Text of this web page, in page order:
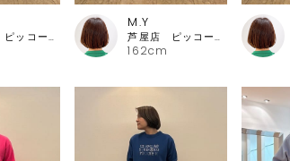
芦屋店 ピッコーネ・ピッコーネクラブ
162cm
M.Y
芦屋店 ピッコーネ・ピッコーネクラブ